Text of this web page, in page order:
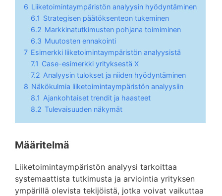
6 Liiketoimintaympäristön analyysin hyödyntäminen
6.1 Strategisen päätöksenteon tukeminen
6.2 Markkinatutkimusten pohjana toimiminen
6.3 Muutosten ennakointi
7 Esimerkki liiketoimintaympäristön analyysistä
7.1 Case-esimerkki yrityksestä X
7.2 Analyysin tulokset ja niiden hyödyntäminen
8 Näkökulmia liiketoimintaympäristön analyysiin
8.1 Ajankohtaiset trendit ja haasteet
8.2 Tulevaisuuden näkymät
Määritelmä
Liiketoimintaympäristön analyysi tarkoittaa
systemaattista tutkimusta ja arviointia yrityksen
ympärillä olevista tekijöistä, jotka voivat vaikuttaa